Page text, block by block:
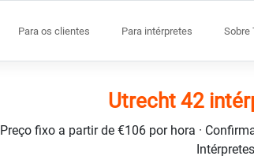
Para os clientes Para intérpretes Sobre
Utrecht 42
Preço fixo a partir de €106 por hora ·